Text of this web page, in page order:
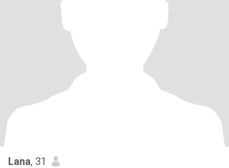
Lana, 31